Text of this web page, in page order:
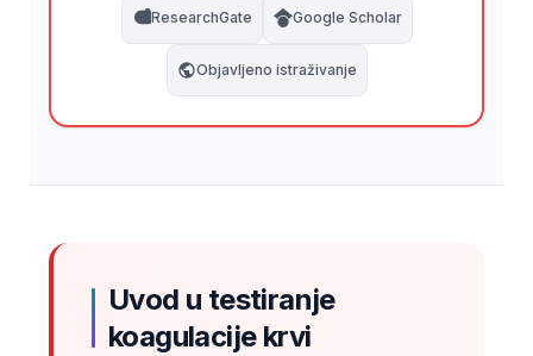
tromboze. Doktorirala je hemostazu i objavila je
opsežne radove o mehanizmima zgrušavanja
krvi, antikoagulacijskoj terapiji i laboratorijskoj
procjeni statusa koagulacije. Kao članica
ResearchGate Google Scholar
Objavljeno istraživanje
Uvod u testiranje
koagulacije krvi